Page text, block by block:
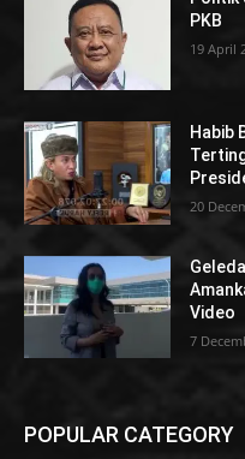
PKB
19 April
Habib
20
Video
7
POPULAR CATEGORY